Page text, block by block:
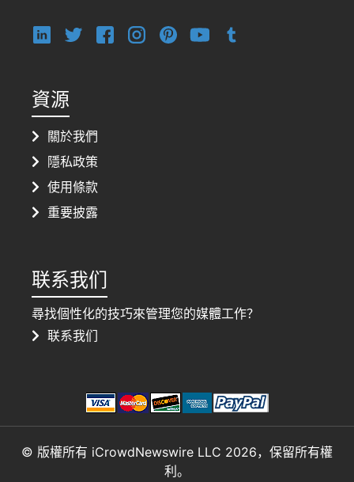
資源
關於我們
隱私政策
使用條款
重要披露
联系我们
尋找個性化的技巧來管理您的媒體工作？
联系我们
© 版權所有 iCrowdNewswire LLC 2026，保留所有權
利。